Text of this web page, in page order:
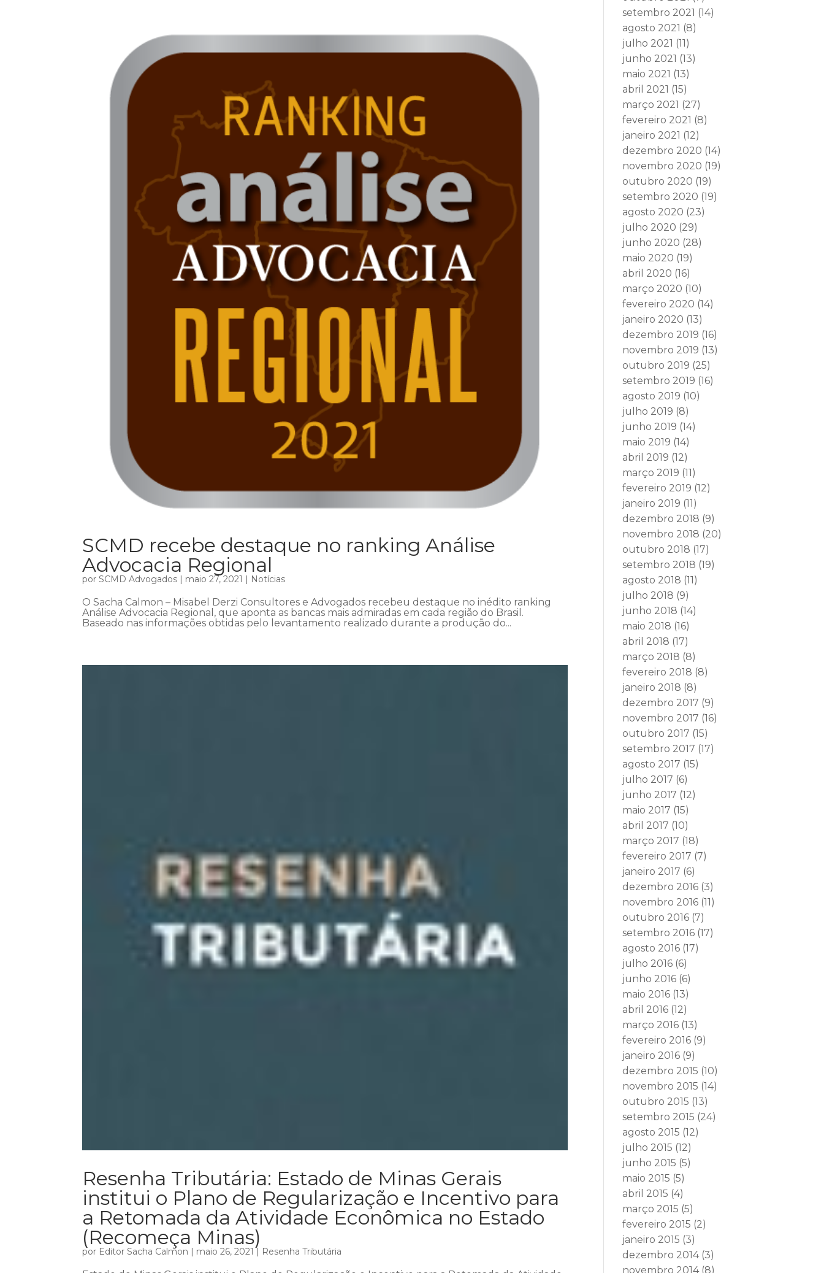
SCMD recebe destaque no ranking Análise
Advocacia Regional
porSCMD Advogados | maio 27, 2021 | Notícias
O Sacha Calmon – Misabel Derzi Consultores e Advogados recebeu destaque no inédito ranking
Análise Advocacia Regional, que aponta as bancas mais admiradas em cada região do Brasil.
Baseado nas informações obtidas pelo levantamento realizado durante a produção do...
Resenha Tributária: Estado de Minas Gerais
institui o Plano de Regularização e Incentivo para
a Retomada da Atividade Econômica no Estado
(Recomeça Minas)
por Editor Sacha Calmon maio 26, 2021 Resenha Tributária
setembro 2021 (14)
agosto 2021 (8)
julho 2021 (11)
junho 2021 (13)
maio 2021 (13)
abril 2021 (15)
março 2021 (27)
fevereiro 2021 (8)
janeiro 2021 (12)
dezembro 2020 (14)
novembro 2020 (19)
outubro 2020 (19)
setembro 2020 (19)
agosto 2020 (23)
julho 2020 (29)
junho 2020 (28)
maio 2020 (19)
abril 2020 (16)
março 2020 (10)
fevereiro 2020 (14)
janeiro 2020 (13)
dezembro 2019 (16)
novembro 2019 (13)
outubro 2019 (25)
setembro 2019 (16)
agosto 2019 (10)
julho 2019 (8)
junho 2019 (14)
maio 2019 (14)
abril 2019 (12)
março 2019 (11)
fevereiro 2019 (12)
janeiro 2019 (11)
dezembro 2018 (9)
novembro 2018 (20)
outubro 2018 (17)
setembro 2018 (19)
agosto 2018 (11)
julho 2018 (9)
junho 2018 (14)
maio 2018 (16)
abril 2018 (17)
março 2018 (8)
fevereiro 2018 (8)
janeiro 2018 (8)
dezembro 2017 (9)
novembro 2017 (16)
outubro 2017 (15)
setembro 2017 (17)
agosto 2017 (15)
julho 2017 (6)
junho 2017 (12)
maio 2017 (15)
abril 2017 (10)
março 2017 (18)
fevereiro 2017 (7)
janeiro 2017 (6)
dezembro 2016 (3)
novembro 2016 (11)
outubro 2016 (7)
setembro 2016 (17)
agosto 2016 (17)
julho 2016 (6)
junho 2016 (6)
maio 2016 (13)
abril 2016 (12)
março 2016 (13)
fevereiro 2016 (9)
janeiro 2016 (9)
dezembro 2015 (10)
novembro 2015 (14)
outubro 2015 (13)
setembro 2015 (24)
agosto 2015 (12)
julho 2015 (12)
junho 2015 (5)
maio 2015 (5)
abril 2015 (4)
março 2015 (5)
fevereiro 2015 (2)
janeiro 2015 (3)
dezembro 2014(3)
novembro 2014(8)